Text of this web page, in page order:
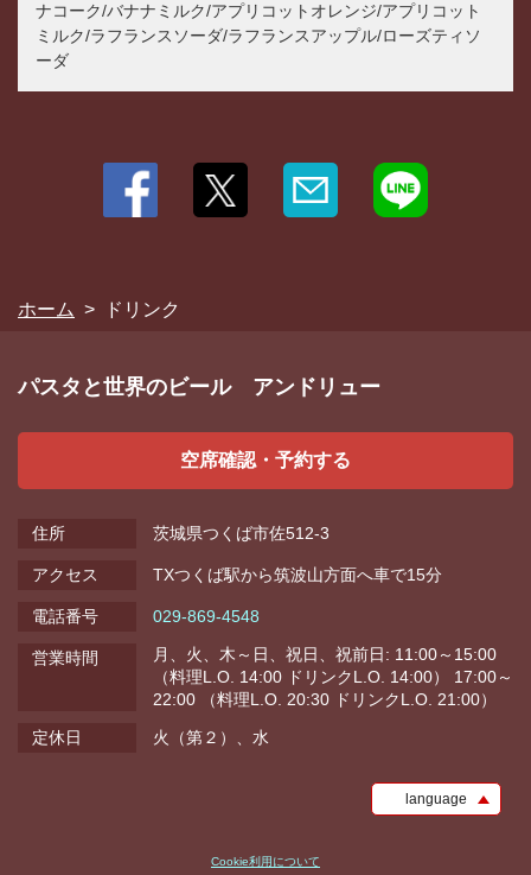
ナコーク/バナナミルク/アプリコットオレンジ/アプリコット
ミルク/ラフランスソーダ/ラフランスアップル/ローズティソ
ーダ
ホーム ドリンク
パスタと世界のビール アンドリュー
空席確認・予約する
住所 茨城県つくば市佐512-3
アクセス TXつくば駅から筑波山方面へ車で15分
電話番号 029-869-4548
営業時間
月、火、木～日、祝日、祝前日: 11:00～15:00
（料理L.O. 14:00 ドリンクL.O. 14:00） 17:00～
22:00 （料理L.O. 20:30 ドリンクL.O. 21:00）
定休日
火（第２）、水
language
Cookie利用について